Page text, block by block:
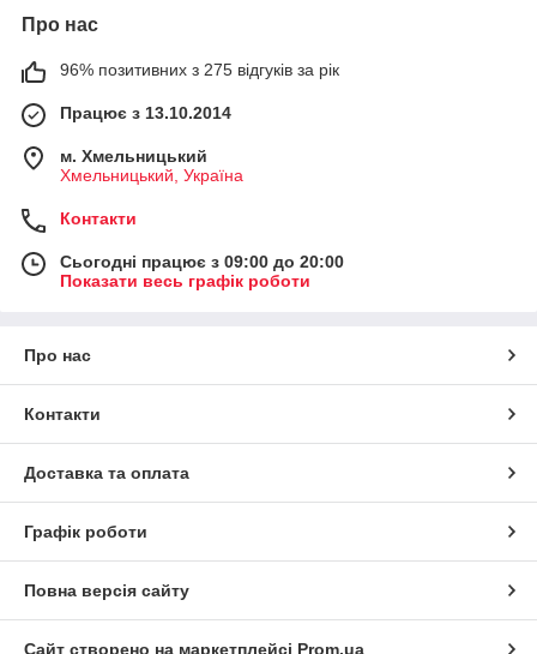
Про нас
96% позитивних з 275 відгуків за рік
Працює з 13.10.2014
м. Хмельницький
Хмельницький, Україна
Контакти
Сьогодні працює з 09:00 до 20:00
Показати весь графік роботи
Про нас
Контакти
Доставка та оплата
Графік роботи
Повна версія сайту
Сайт створено на маркетплейсі Prom.ua